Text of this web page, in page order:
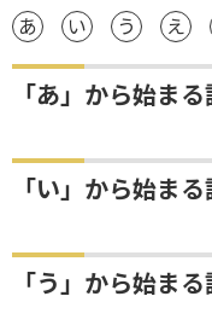
あ い う え
「あ」から始ま
「い」から始ま
「う」から始ま